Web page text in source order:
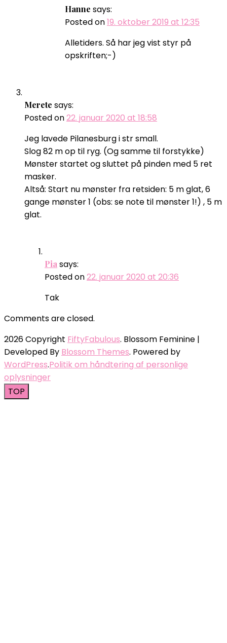
Hanne says:
Posted on19. oktober 2019 at 12:35
Alletiders. Så har jeg vist styr på
opskriften;-)
Merete says:
Posted on22. januar 2020 at 18:58
Jeg lavede Pilanesburg i str small.
Slog 82 m op til ryg. (Og samme til forstykke)
Mønster startet og sluttet på pinden med 5 ret
masker.
Altså: Start nu mønster fra retsiden: 5 m glat, 6
gange mønster 1 (obs: se note til mønster 1!) , 5 m
glat.
Piasays:
Posted on22. januar 2020 at 20:36
Tak
Comments are closed.
2026 Copyright FiftyFabulous. Blossom Feminine |
Developed By Blossom Themes. Powered by
WordPress.Politik om håndtering af personlige
oplysninger
TOP